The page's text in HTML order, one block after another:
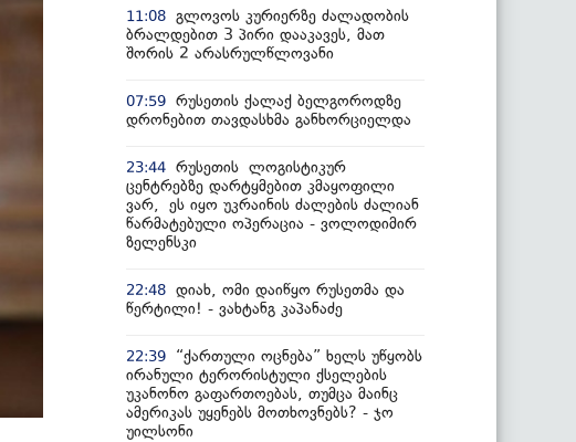
11:08 გლოვოს კურიერზე ძალადობის
ბრალდებით 3 პირი დააკავეს, მათ
შორის 2 არასრულწლოვანი
07:59 რუსეთის ქალაქ ბელგოროდზე
დრონებით თავდასხმა განხორციელდა
23:44 რუსეთის ლოგისტიკურ
ცენტრებზე დარტყმებით კმაყოფილი
ვარ, ეს იყო უკრაინის ძალების ძალიან
წარმატებული ოპერაცია - ვოლოდიმირ
ზელენსკი
22:48 დიახ, ომი დაიწყო რუსეთმა და
წერტილი! - ვახტანგ კაპანაძე
22:39
“ქართული ოცნება” ხელს უწყობს
ირანული ტერორისტული ქსელების
უკანონო გაფართოებას, თუმცა მაინც
ამერიკას უყენებს მოთხოვნებს? - ჯო
უილსონი